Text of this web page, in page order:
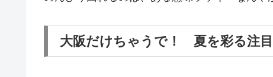
大阪だけちゃうで！ 夏を彩る注